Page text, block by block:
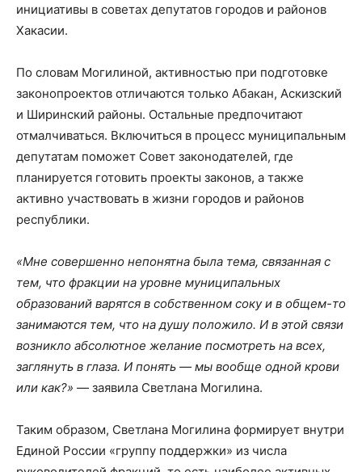
инициативы в советах депутатов городов и районов
Хакасии.
По словам Могилиной, активностью при подготовке
законопроектов отличаются только Абакан, Аскизский
и Ширинский районы. Остальные предпочитают
отмалчиваться. Включиться в процесс муниципальным
депутатам поможет Совет законодателей, где
планируется готовить проекты законов, а также
активно участвовать в жизни городов и районов
республики.
«Мне совершенно непонятна была тема, связанная с
тем, что фракции на уровне муниципальных
образований варятся в собственном соку и в общем-то
занимаются тем, что на душу положило. И в этой связи
возникло абсолютное желание посмотреть на всех,
заглянуть в глаза. И понять — мы вообще одной крови
или как?» — заявила Светлана Могилина.
Таким образом, Светлана Могилина формирует внутри
Единой России «группу поддержки» из числа